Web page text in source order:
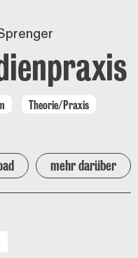
Theorie/Praxis
mehr darüber